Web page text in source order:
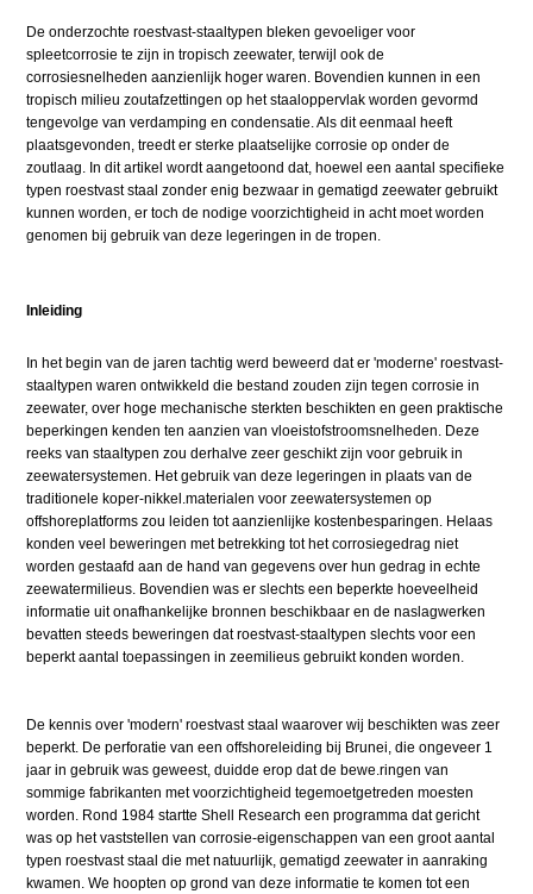
De onderzochte roestvast-staaltypen bleken gevoeliger voor
spleetcorrosie te zijn in tropisch zeewater, terwijl ook de
corrosiesnelheden aanzienlijk hoger waren. Bovendien kunnen in een
tropisch milieu zoutafzettingen op het staaloppervlak worden gevormd
tengevolge van verdamping en condensatie. Als dit eenmaal heeft
plaatsgevonden, treedt er sterke plaatselijke corrosie op onder de
zoutlaag. In dit artikel wordt aangetoond dat, hoewel een aantal specifieke
typen roestvast staal zonder enig bezwaar in gematigd zeewater gebruikt
kunnen worden, er toch de nodige voorzichtigheid in acht moet worden
genomen bij gebruik van deze legeringen in de tropen.
Inleiding
In het begin van de jaren tachtig werd beweerd dat er 'moderne' roestvast-
staaltypen waren ontwikkeld die bestand zouden zijn tegen corrosie in
zeewater, over hoge mechanische sterkten beschikten en geen praktische
beperkingen kenden ten aanzien van vloeistofstroomsnelheden. Deze
reeks van staaltypen zou derhalve zeer geschikt zijn voor gebruik in
zeewatersystemen. Het gebruik van deze legeringen in plaats van de
traditionele koper-nikkel.materialen voor zeewatersystemen op
offshoreplatforms zou leiden tot aanzienlijke kostenbesparingen. Helaas
konden veel beweringen met betrekking tot het corrosiegedrag niet
worden gestaafd aan de hand van gegevens over hun gedrag in echte
zeewatermilieus. Bovendien was er slechts een beperkte hoeveelheid
informatie uit onafhankelijke bronnen beschikbaar en de naslagwerken
bevatten steeds beweringen dat roestvast-staaltypen slechts voor een
beperkt aantal toepassingen in zeemilieus gebruikt konden worden.
De kennis over 'modern' roestvast staal waarover wij beschikten was zeer
beperkt. De perforatie van een offshoreleiding bij Brunei, die ongeveer 1
jaar in gebruik was geweest, duidde erop dat de bewe.ringen van
sommige fabrikanten met voorzichtigheid tegemoetgetreden moesten
worden. Rond 1984 startte Shell Research een programma dat gericht
was op het vaststellen van corrosie-eigenschappen van een groot aantal
typen roestvast staal die met natuurlijk, gematigd zeewater in aanraking
kwamen. We hoopten op grond van deze informatie te komen tot een